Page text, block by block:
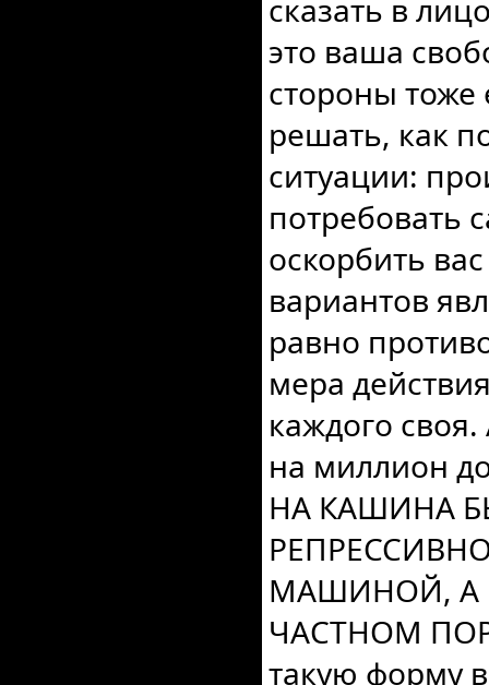
сказать в
это ваша
стороны тоже
решать, как
ситуации:
потребовать
оскорбить
вариантов
равно
мера
каждого
на миллион
НА КАШИНА
МАШИНОЙ, А
ЧАСТНОМ
такую форму